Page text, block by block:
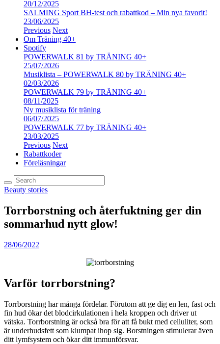
20/12/2025
SALMING Sport BH-test och rabattkod – Min nya favorit!
23/06/2025
Previous Next
Om Träning 40+
Spotify
POWERWALK 81 by TRÄNING 40+
25/07/2026
Musiklista – POWERWALK 80 by TRÄNING 40+
02/03/2026
POWERWALK 79 by TRÄNING 40+
08/11/2025
Ny musiklista för träning
06/07/2025
POWERWALK 77 by TRÄNING 40+
23/03/2025
Previous Next
Rabattkoder
Föreläsningar
Beauty stories
Torrborstning och återfuktning ger din
sommarhud nytt glow!
28/06/2022
Varför torrborstning?
Torrborstning har många fördelar. Förutom att ge dig en len, fast och
fin hud ökar det blodcirkulationen i hela kroppen och driver ut
vätska. Torrborstning är också bra för att få bukt med celluliter, som
är underhudsfett som klumpat ihop sig. Borstningen stimulerar även
ditt lymfsystem och ökar ditt immunförsvar.